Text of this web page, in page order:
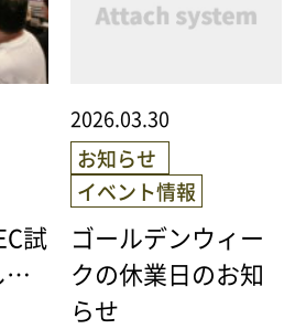
37-4757
～18:00
ォームからお問合せ
試
…
2026.03.30
お知らせ
イベント情報
ゴールデンウィー
クの休業日のお知
らせ